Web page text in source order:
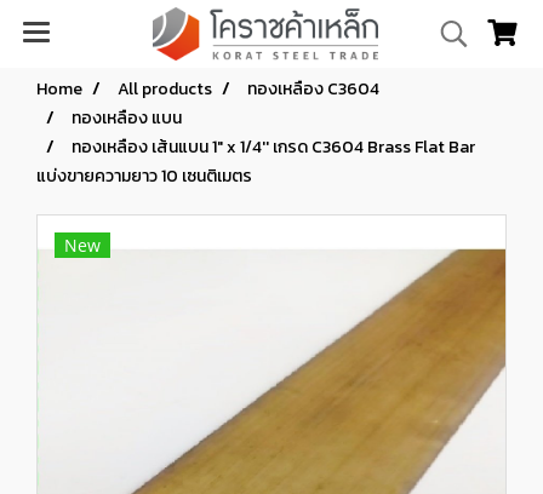
Home All products
ทองเหลือง C3604
ทองเหลือง แบน
ทองเหลือง เส้นแบน 1" x 1/4'' เกรด C3604 Brass Flat Bar
แบ่งขายความยาว 10 เซนติเมตร
New